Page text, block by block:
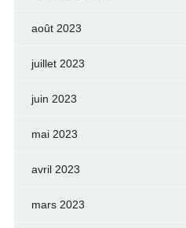
août 2023
juillet 2023
juin 2023
mai 2023
avril 2023
mars 2023